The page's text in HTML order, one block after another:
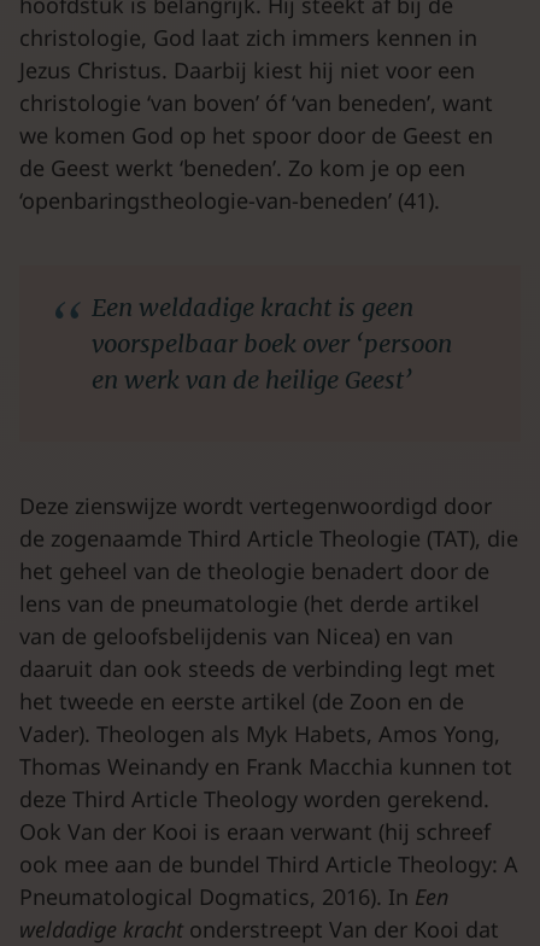
christologie, God laat zich immers kennen in
Jezus Christus. Daarbij kiest hij niet voor een
christologie ‘van boven’ óf ‘van beneden’, want
we komen God op het spoor door de Geest en
de Geest werkt ‘beneden’. Zo kom je op een
‘openbaringstheologie-van-beneden’ (41).
Een weldadige kracht is geen
voorspelbaar boek over ‘persoon
en werk van de heilige Geest’
Deze zienswijze wordt vertegenwoordigd door
de zogenaamde Third Article Theologie (TAT), die
het geheel van de theologie benadert door de
lens van de pneumatologie (het derde artikel
van de geloofsbelijdenis van Nicea) en van
daaruit dan ook steeds de verbinding legt met
het tweede en eerste artikel (de Zoon en de
Vader). Theologen als Myk Habets, Amos Yong,
Thomas Weinandy en Frank Macchia kunnen tot
deze Third Article Theology worden gerekend.
Ook Van der Kooi is eraan verwant (hij schreef
ook mee aan de bundel Third Article Theology: A
Pneumatological Dogmatics, 2016). In Een
weldadige kracht onderstreept Van der Kooi dat